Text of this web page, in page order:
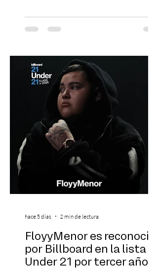
escenario en que los idiomas mantienen
un papel relevante para acceder a
desenvolverse en contextos
internacionales, los resultados más
recientes muestran que Chile todavía
enfrenta importantes desafíos en su
aprendizaje. Según el estudio global EF
FloyyMenor es reconocido
por Billboard en la lista 21
Under 21 por tercer año
hace 5 días 2 min de lectura